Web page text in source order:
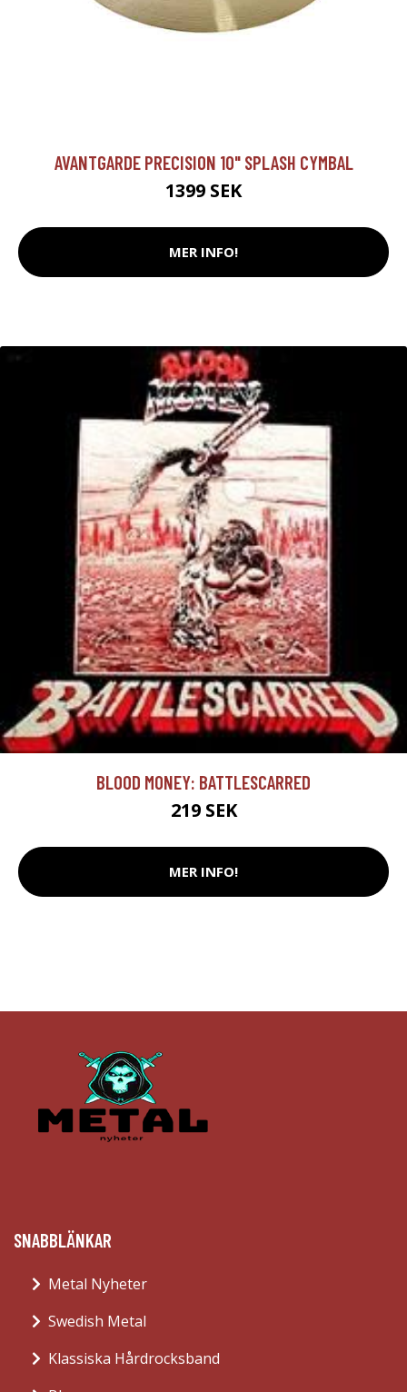
AVANTGARDE PRECISION 10" SPLASH CYMBAL
1399 SEK
MER INFO!
BLOOD MONEY: BATTLESCARRED
219 SEK
MER INFO!
SNABBLÄNKAR
Metal Nyheter
Swedish Metal
Klassiska Hårdrocksband